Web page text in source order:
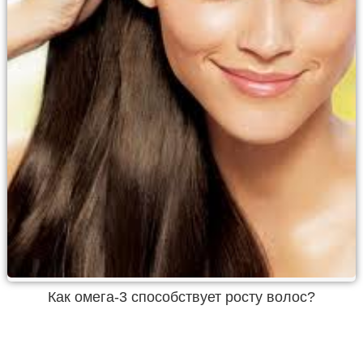
Как омега-3 способствует росту волос?